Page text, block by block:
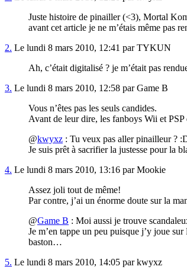
Juste histoire de pinailler (<3), Mortal
avant cet article je ne m’étais même pas
2. Le lundi 8 mars 2010, 12:41 par TYKUN
Ah, c’était digitalisé ? je m’était pas
3. Le lundi 8 mars 2010, 12:58 par Game B
Vous n’êtes pas les seuls candides.
Avant de leur dire, les fanboys Wii et
@kwyxz : Tu veux pas aller pinailleur ?
Je suis prêt à sacrifier la justesse pour la
4. Le lundi 8 mars 2010, 13:16 par Mookie
Assez joli tout de même!
Par contre, j’ai un énorme doute sur la
@Game B : Moi aussi je trouve
Je m’en tappe un peu puisque j’y joue
baston…
5. Le lundi 8 mars 2010, 14:05 par kwyxz